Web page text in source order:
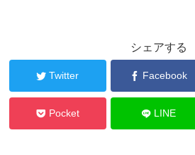
シェアする
Twitter Facebook
Pocket LINE